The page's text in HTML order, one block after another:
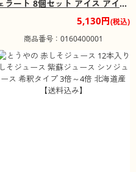
ラート 8個セット アイス アイス
クリーム スイーツ お菓子 洋菓子
生乳100%【送料込み】【お届け不
可地域：沖縄県・離島】【お届け
時指定不可】
5,130円(税込)
商品番号：0160400001